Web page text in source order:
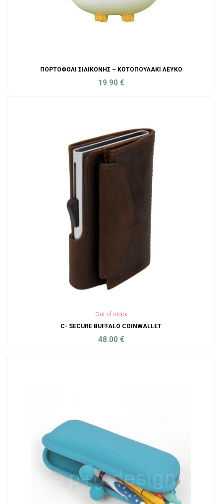
ΠΟΡΤΟΦΌΛΙ ΣΙΛΙΚΌΝΗΣ – ΚΟΤΟΠΟΥΛΆΚΙ ΛΕΥΚΌ
19.90 €
Out of stock
C- SECURE BUFFALO COINWALLET
48.00 €